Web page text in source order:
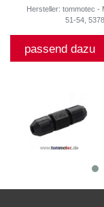
Hersteller: tommotec -
51-54,
passend dazu